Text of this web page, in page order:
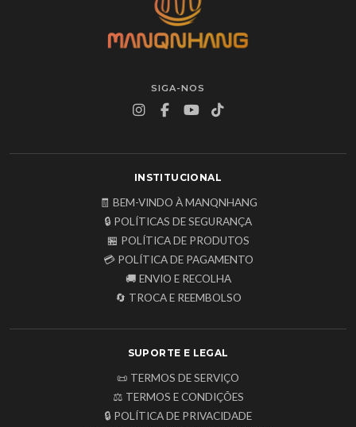
SIGA-NOS
INSTITUCIONAL
🧾 BEM-VINDO À MANQNHANG
🔒 POLÍTICAS DE SEGURANÇA
🏪 POLÍTICA DE PRODUTOS
💳 POLÍTICA DE PAGAMENTO
🚚 ENVIO E RECOLHA
🔄 TROCA E REEMBOLSO
SUPORTE E LEGAL
📜 TERMOS DE SERVIÇO
⚖️ TERMOS E CONDIÇÕES
🔒 POLÍTICA DE PRIVACIDADE